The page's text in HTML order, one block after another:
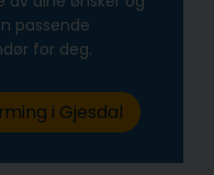
passende
for deg.
i Gjesdal